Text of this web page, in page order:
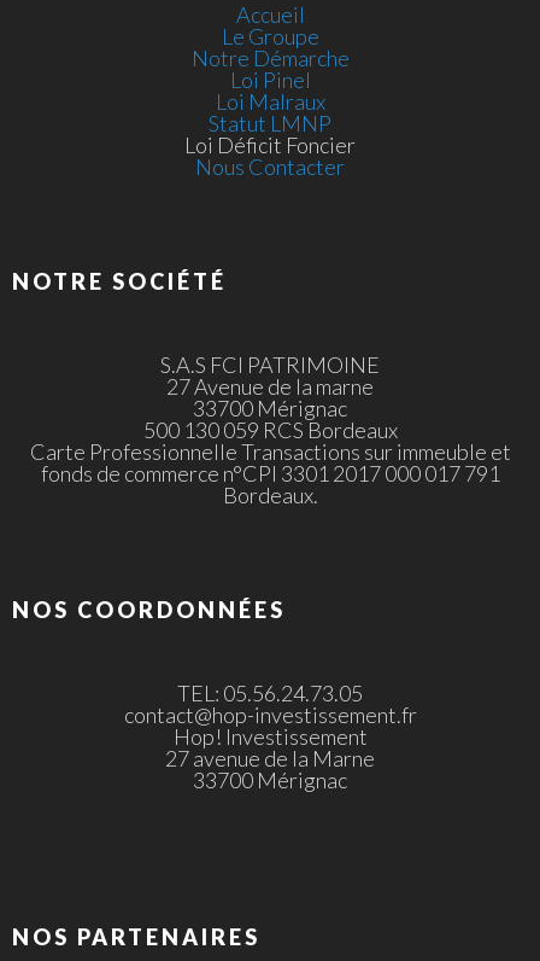
Accueil
Le Groupe
Notre Démarche
Loi Pinel
Loi Malraux
Statut LMNP
Loi Déficit Foncier
Nous Contacter
NOTRE SOCIÉTÉ
S.A.S FCI PATRIMOINE
27 Avenue de la marne
33700 Mérignac
500 130 059 RCS Bordeaux
Carte Professionnelle Transactions sur immeuble et
fonds de commerce n°CPI 3301 2017 000 017 791
Bordeaux.
NOS COORDONNÉES
TEL: 05.56.24.73.05
contact@hop-investissement.fr
Hop! Investissement
27 avenue de la Marne
33700 Mérignac
NOS PARTENAIRES